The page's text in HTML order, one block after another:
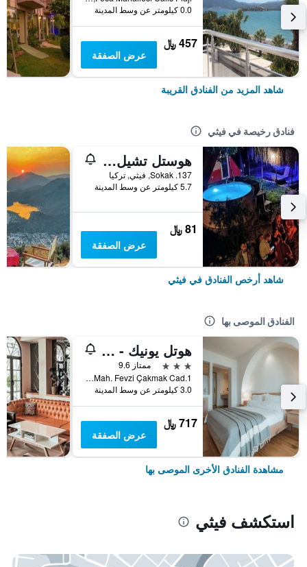
0.0 كيلومتر عن وسط المدينة
457 ﷼
عرض الصفقة
شاهد المزيد من الفنادق القريبة
فنادق رخيصة في فيثي
هوستل تشيل ستبس
137. Sokak, فيثي, تركيا
5.7 كيلومتر عن وسط المدينة
81 ﷼
عرض الصفقة
شاهد أرخص الفنادق في فيثي
الفنادق الموصى بها
هوتل يونيك - بوتيك كلاس - للبالغين فقط
3 نجوم
ممتاز 9.6
1.Karagözler Mah. Fevzi Çakmak Cad., فيثي, تركيا
3.0 كيلومتر عن وسط المدينة
717 ﷼
عرض الصفقة
مشاهدة الفنادق الأخرى الموصى بها
استكشف فيثي